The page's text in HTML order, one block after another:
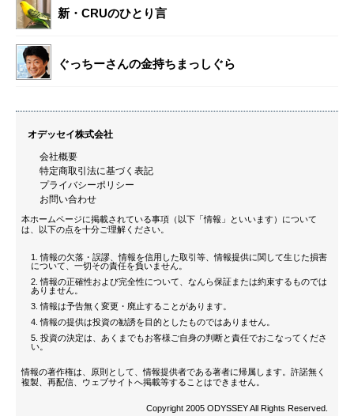
新・CRUのひとり言
ぐっちーさんの金持ちまっしぐら
オデッセイ株式会社
会社概要
特定商取引法に基づく表記
プライバシーポリシー
お問い合わせ
本ホームページに掲載されている事項（以下「情報」といいます）について
は、以下の点を十分ご理解ください。
情報の欠落・誤謬、情報を信用した取引等、情報提供に関して生じた損害
について、一切その責任を負いません。
情報の正確性および完全性について、なんら保証または約束するものでは
ありません。
情報は予告無く変更・廃止することがあります。
情報の提供は投資の勧誘を目的としたものではありません。
投資の決定は、あくまでもお客様ご自身の判断と責任でおこなってくださ
い。
情報の著作権は、原則として、情報提供者である著者に帰属します。許諾無く
複製、再配信、ウェブサイトへ掲載等することはできません。
Copyright 2005 ODYSSEY All Rights Reserved.